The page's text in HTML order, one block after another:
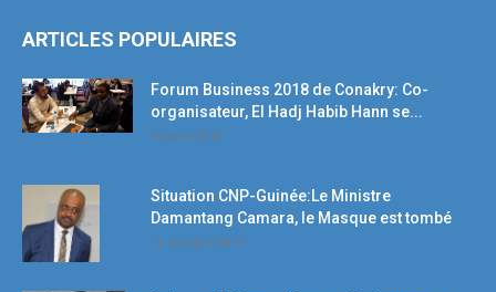
ARTICLES POPULAIRES
Forum Business 2018 de Conakry: Co-
organisateur, El Hadj Habib Hann se...
19 avril 2018
Situation CNP-Guinée:Le Ministre
Damantang Camara, le Masque est tombé
11 octobre 2017